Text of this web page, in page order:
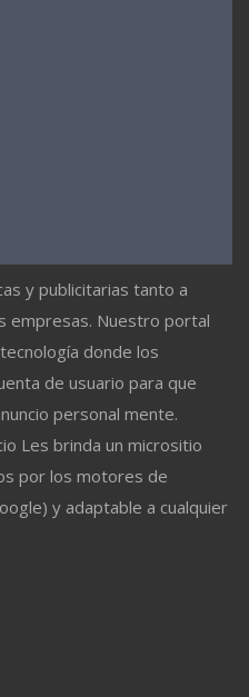
y publicitarias tanto a
empresas. Nuestro portal
donde los
de usuario para que
personal mente.
Les brinda un micrositio
por los motores de
y adaptable a cualquier